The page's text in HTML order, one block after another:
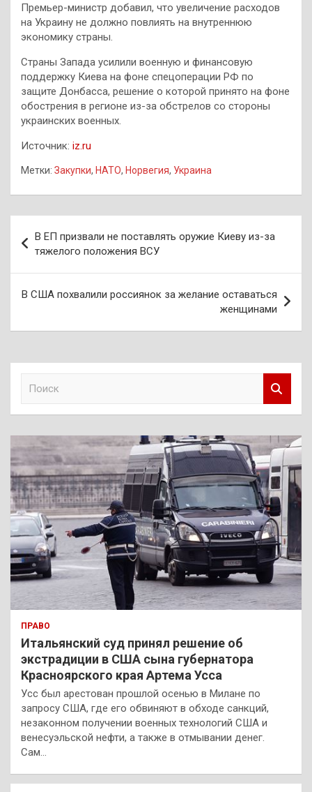
Премьер-министр добавил, что увеличение расходов
на Украину не должно повлиять на внутреннюю
экономику страны.
Страны Запада усилили военную и финансовую
поддержку Киева на фоне спецоперации РФ по
защите Донбасса, решение о которой принято на фоне
обострения в регионе из-за обстрелов со стороны
украинских военных.
Источник: iz.ru
Метки: Закупки, НАТО, Норвегия, Украина
по
записям
В ЕП призвали не поставлять оружие Киеву из-за
тяжелого положения ВСУ
В США похвалили россиянок за желание оставаться
женщинами
к
ПРАВО
Итальянский суд принял решение об
экстрадиции в США сына губернатора
Красноярского края Артема Усса
Усс был арестован прошлой осенью в Милане по
запросу США, где его обвиняют в обходе санкций,
незаконном получении военных технологий США и
венесуэльской нефти, а также в отмывании денег.
Сам…